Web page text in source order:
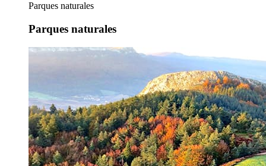
Parques naturales
Parques naturales